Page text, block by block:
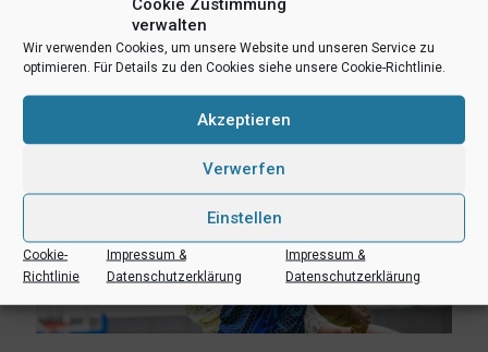
verwalten
Wir verwenden Cookies, um unsere Website und unseren Service zu
optimieren. Für Details zu den Cookies siehe unsere Cookie-Richtlinie.
Akzeptieren
Verwerfen
Einstellen
Cookie-
Richtlinie
Impressum &
Datenschutzerklärung
Impressum &
Datenschutzerklärung